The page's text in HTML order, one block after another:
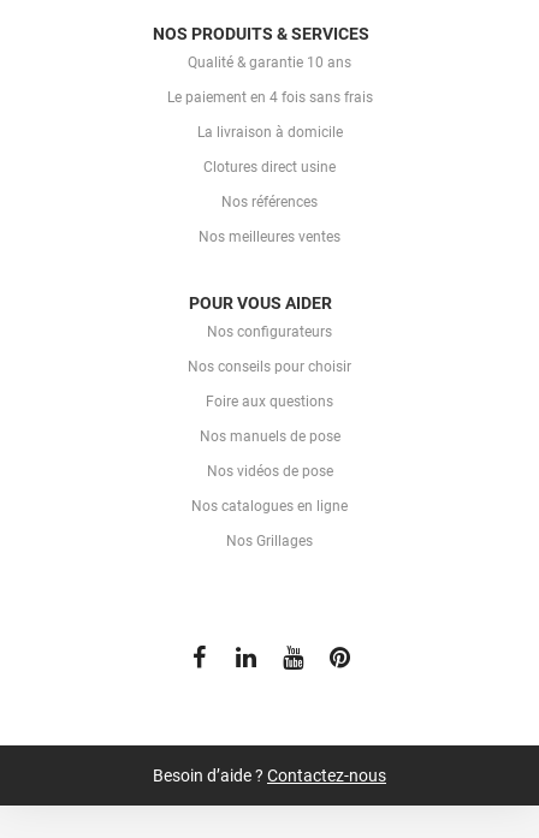
NOS PRODUITS & SERVICES
Qualité & garantie 10 ans
Le paiement en 4 fois sans frais
La livraison à domicile
Clotures direct usine
Nos références
Nos meilleures ventes
POUR VOUS AIDER
Nos configurateurs
Nos conseils pour choisir
Foire aux questions
Nos manuels de pose
Nos vidéos de pose
Nos catalogues en ligne
Nos Grillages
Besoin d’aide ? Contactez-nous